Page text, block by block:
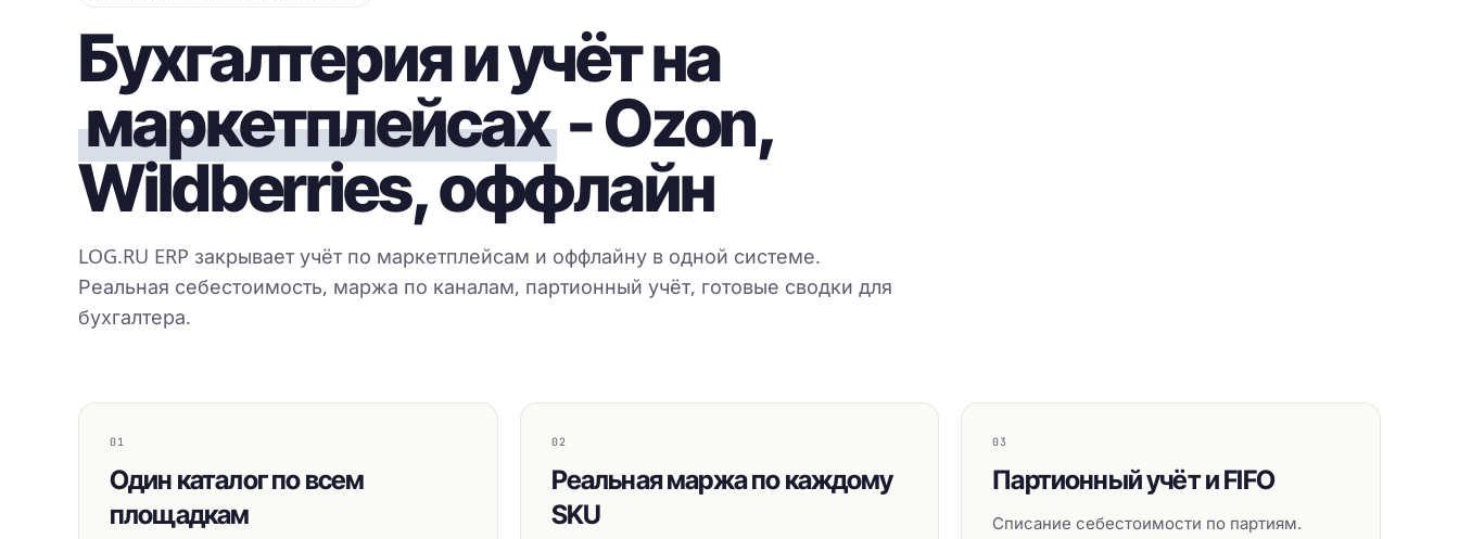
Бухгалтерия и учёт на
маркетплейсах - Ozon,
Wildberries, оффлайн
LOG.RU ERP закрывает учёт по маркетплейсам и оффлайну в одной системе.
Реальная себестоимость, маржа по каналам, партионный учёт, готовые сводки для
бухгалтера.
01
Один каталог по всем
площадкам
02
Реальная маржа по каждому
SKU
03
Партионный учёт и FIFO
Списание себестоимости по партиям.